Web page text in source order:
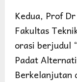
Kedua, Prof
Fakultas
orasi berjudul
Padat
Berkelanjutan